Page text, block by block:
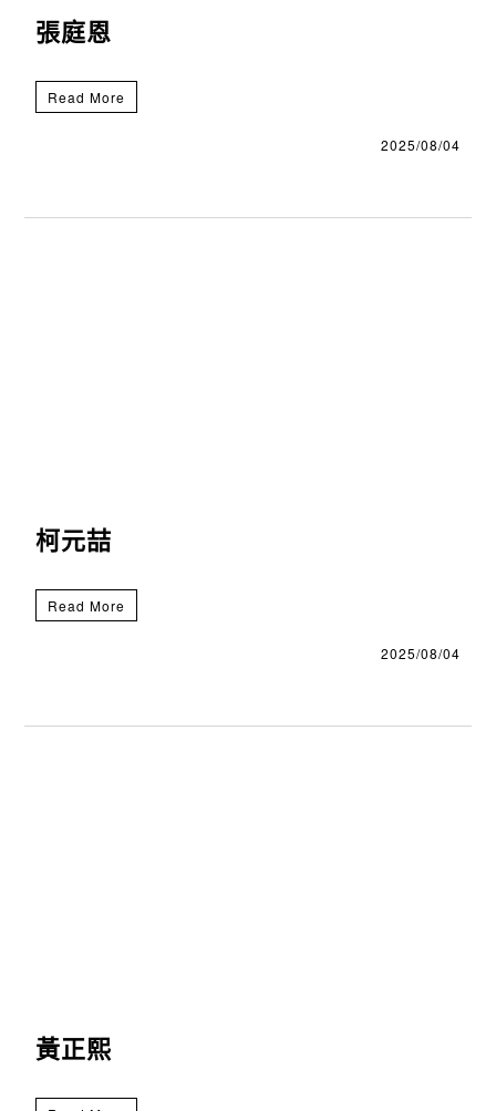
張庭恩
Read More
2025/08/04
柯元喆
Read More
2025/08/04
黃正熙